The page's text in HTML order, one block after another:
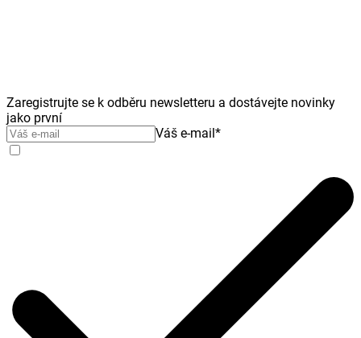
Zaregistrujte se k odběru newsletteru a dostávejte novinky
jako první
Váš e-mail*